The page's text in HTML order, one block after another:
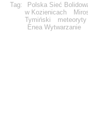
Tag: Polska Sieć
w Kozienicach
Tymiński
meteoryty
Enea Wytwarzanie